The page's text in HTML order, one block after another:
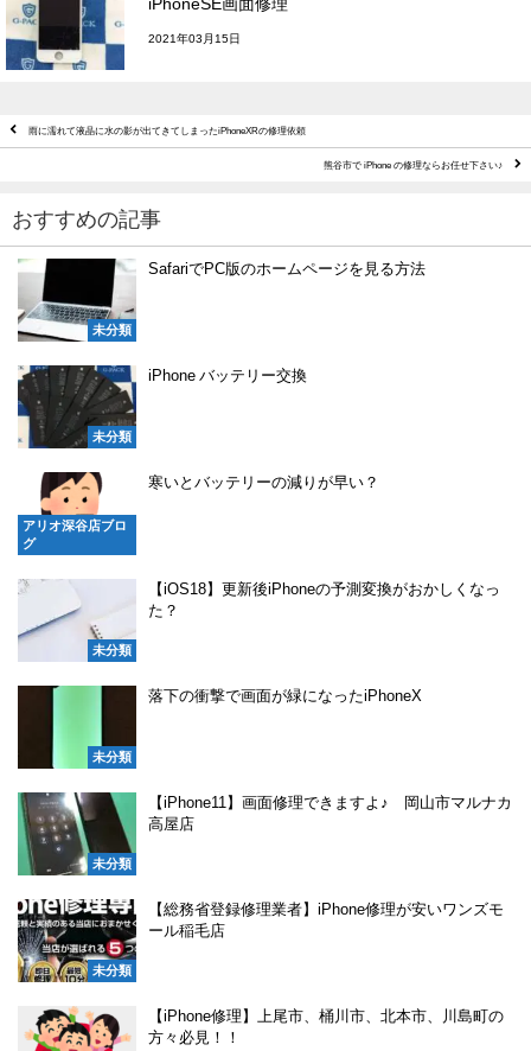
2021年03月15日
雨に濡れて液晶に水の影が出てきてしまったiPhoneXRの修理依頼
熊谷市で iPhone の修理ならお任せ下さい♪
おすすめの記事
未分類
SafariでPC版のホームページを見る方法
未分類
iPhone バッテリー交換
アリオ深谷店ブロ
グ
寒いとバッテリーの減りが早い？
未分類
【iOS18】更新後iPhoneの予測変換がおかしくなっ
た？
未分類
落下の衝撃で画面が緑になったiPhoneX
未分類
【iPhone11】画面修理できますよ♪ 岡山市マルナカ
高屋店
未分類
【総務省登録修理業者】iPhone修理が安いワンズモ
ール稲毛店
【iPhone修理】上尾市、桶川市、北本市、川島町の
方々必見！！